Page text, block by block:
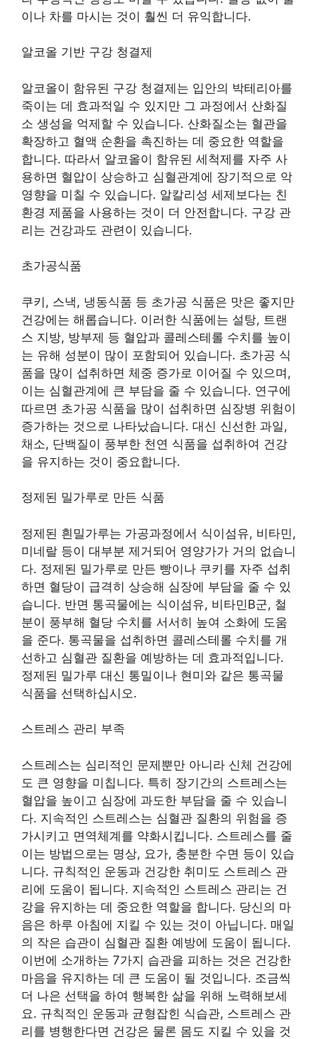
이나 차를 마시는 것이 훨씬 더 유익합니다.
알코올 기반 구강 청결제
알코올이 함유된 구강 청결제는 입안의 박테리아를
죽이는 데 효과적일 수 있지만 그 과정에서 산화질
소 생성을 억제할 수 있습니다. 산화질소는 혈관을
확장하고 혈액 순환을 촉진하는 데 중요한 역할을
합니다. 따라서 알코올이 함유된 세척제를 자주 사
용하면 혈압이 상승하고 심혈관계에 장기적으로 악
영향을 미칠 수 있습니다. 알칼리성 세제보다는 친
환경 제품을 사용하는 것이 더 안전합니다. 구강 관
리는 건강과도 관련이 있습니다.
초가공식품
쿠키, 스낵, 냉동식품 등 초가공 식품은 맛은 좋지만
건강에는 해롭습니다. 이러한 식품에는 설탕, 트랜
스 지방, 방부제 등 혈압과 콜레스테롤 수치를 높이
는 유해 성분이 많이 포함되어 있습니다. 초가공 식
품을 많이 섭취하면 체중 증가로 이어질 수 있으며,
이는 심혈관계에 큰 부담을 줄 수 있습니다. 연구에
따르면 초가공 식품을 많이 섭취하면 심장병 위험이
증가하는 것으로 나타났습니다. 대신 신선한 과일,
채소, 단백질이 풍부한 천연 식품을 섭취하여 건강
을 유지하는 것이 중요합니다.
정제된 밀가루로 만든 식품
정제된 흰밀가루는 가공과정에서 식이섬유, 비타민,
미네랄 등이 대부분 제거되어 영양가가 거의 없습니
다. 정제된 밀가루로 만든 빵이나 쿠키를 자주 섭취
하면 혈당이 급격히 상승해 심장에 부담을 줄 수 있
습니다. 반면 통곡물에는 식이섬유, 비타민B군, 철
분이 풍부해 혈당 수치를 서서히 높여 소화에 도움
을 준다. 통곡물을 섭취하면 콜레스테롤 수치를 개
선하고 심혈관 질환을 예방하는 데 효과적입니다.
정제된 밀가루 대신 통밀이나 현미와 같은 통곡물
식품을 선택하십시오.
스트레스 관리 부족
스트레스는 심리적인 문제뿐만 아니라 신체 건강에
도 큰 영향을 미칩니다. 특히 장기간의 스트레스는
혈압을 높이고 심장에 과도한 부담을 줄 수 있습니
다. 지속적인 스트레스는 심혈관 질환의 위험을 증
가시키고 면역체계를 약화시킵니다. 스트레스를 줄
이는 방법으로는 명상, 요가, 충분한 수면 등이 있습
니다. 규칙적인 운동과 건강한 취미도 스트레스 관
리에 도움이 됩니다. 지속적인 스트레스 관리는 건
강을 유지하는 데 중요한 역할을 합니다. 당신의 마
음은 하루 아침에 지킬 수 있는 것이 아닙니다. 매일
의 작은 습관이 심혈관 질환 예방에 도움이 됩니다.
이번에 소개하는 7가지 습관을 피하는 것은 건강한
마음을 유지하는 데 큰 도움이 될 것입니다. 조금씩
더 나은 선택을 하여 행복한 삶을 위해 노력해보세
요. 규칙적인 운동과 균형잡힌 식습관, 스트레스 관
리를 병행한다면 건강은 물론 몸도 지킬 수 있을 것